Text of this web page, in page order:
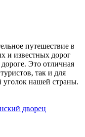
путешествие в
и известных дорог
Это отличная
так и для
уголок нашей страны.